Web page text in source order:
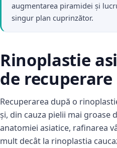
augmentarea piramidei și
singur plan cuprinzător.
Rinoplastie
de recuperare
Recuperarea după o
și, din cauza pielii mai groase
anatomiei asiatice, rafinarea
mult decât la rinoplastia